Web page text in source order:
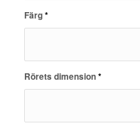
Färg*
Rörets dimension*